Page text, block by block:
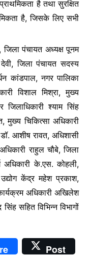
है तथा सुरक्षित
है, जिसके लिए सभी
पंचायत अध्यक्ष पूनम
जिला पंचायत सदस्य
कांडपाल, नगर पालिका
विशाल मिश्रा, मुख्य
श्याम सिंह
मुख्य चिकित्सा अधिकारी
आशीष रावत, अधिशासी
राहुल चौबे, जिला
अधिकारी के.एस. कोहली,
केंद्र महेश प्रकाश,
अधिकारी अखिलेश
सहित विभिन्न विभागों
Post